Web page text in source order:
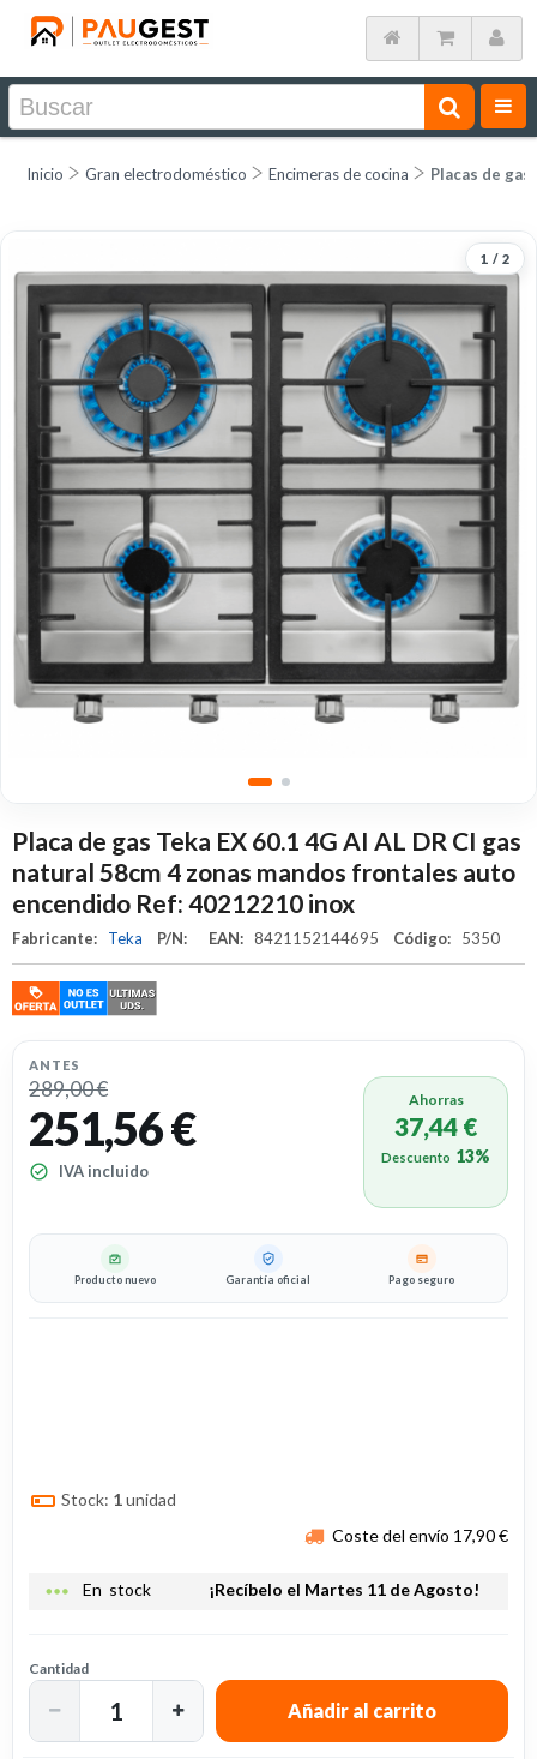
Inicio Gran electrodoméstico Encimeras de cocina Placas de gas
1 / 2
Placa de gas Teka EX 60.1 4G AI AL DR CI gas
natural 58cm 4 zonas mandos frontales auto
encendido Ref: 40212210 inox
Fabricante: Teka P/N: EAN: 8421152144695 Código: 5350
ANTES
289,00 €
251,56 €
IVA incluido
Ahorras
37,44 €
Descuento 13%
Producto nuevo Garantía oficial Pago seguro
Stock: 1unidad
Coste del envío 17,90 €
more_horiz En stock ¡Recíbelo el Martes 11 de Agosto!
Cantidad